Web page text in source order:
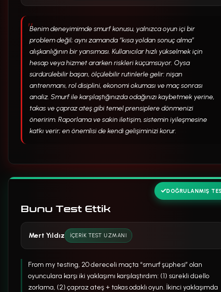
Benim deneyimimde smurf konusu, yalnızca oyun içi bir
problem değil; aynı zamanda “kısa yoldan sonuç alma”
alışkanlığının bir yansıması. Kullanıcılar hızlı yükselmek için
hesap veya hizmet ararken riskleri küçümsüyor. Oysa
sürdürülebilir başarı, ölçülebilir rutinlerle gelir: nişan
antrenmanı, rol disiplini, ekonomi okuması ve maç sonrası
analiz. Smurf ile karşılaştığınızda odağınızı kaybetmek yerine,
takas ve çapraz ateş gibi temel prensiplere dönmenizi
öneririm. Raporlama ve sakin iletişim, sistemin iyileşmesine
katkı verir; en önemlisi de kendi gelişiminizi korur.
Bunu Test Ettik
DOĞRULANMIŞ
Mert Yıldız İÇERIK TEST UZMANI
From my testing, 20 dereceli maçta “smurf şüphesi” olan
oyunculara karşı iki yaklaşımı karşılaştırdım: (1) sürekli düello
zorlama, (2) çapraz ateş + takas odaklı oyun. İkinci yaklaşımda